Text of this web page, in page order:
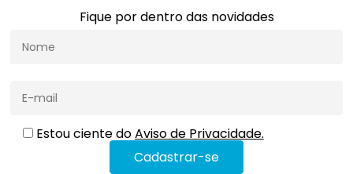
Fique por dentro das novidades
Estou ciente doAviso de Privacidade.